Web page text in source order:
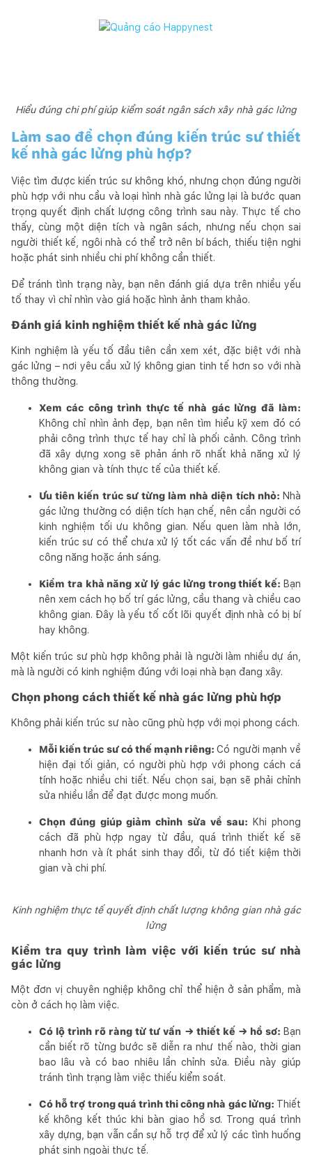
Hiểu đúng chi phí giúp kiểm soát ngân sách xây nhà gác lửng
Làm sao để chọn đúng kiến trúc sư thiết
kế nhà gác lửng phù hợp?
Việc tìm được kiến trúc sư không khó, nhưng chọn đúng người
phù hợp với nhu cầu và loại hình nhà gác lửng lại là bước quan
trọng quyết định chất lượng công trình sau này. Thực tế cho
thấy, cùng một diện tích và ngân sách, nhưng nếu chọn sai
người thiết kế, ngôi nhà có thể trở nên bí bách, thiếu tiện nghi
hoặc phát sinh nhiều chi phí không cần thiết.
Để tránh tình trạng này, bạn nên đánh giá dựa trên nhiều yếu
tố thay vì chỉ nhìn vào giá hoặc hình ảnh tham khảo.
Đánh giá kinh nghiệm thiết kế nhà gác lửng
Kinh nghiệm là yếu tố đầu tiên cần xem xét, đặc biệt với nhà
gác lửng – nơi yêu cầu xử lý không gian tinh tế hơn so với nhà
thông thường.
Xem các công trình thực tế nhà gác lửng đã làm:
Không chỉ nhìn ảnh đẹp, bạn nên tìm hiểu kỹ xem đó có
phải công trình thực tế hay chỉ là phối cảnh. Công trình
đã xây dựng xong sẽ phản ánh rõ nhất khả năng xử lý
không gian và tính thực tế của thiết kế.
Ưu tiên kiến trúc sư từng làm nhà diện tích nhỏ: Nhà
gác lửng thường có diện tích hạn chế, nên cần người có
kinh nghiệm tối ưu không gian. Nếu quen làm nhà lớn,
kiến trúc sư có thể chưa xử lý tốt các vấn đề như bố trí
công năng hoặc ánh sáng.
Kiểm tra khả năng xử lý gác lửng trong thiết kế: Bạn
nên xem cách họ bố trí gác lửng, cầu thang và chiều cao
không gian. Đây là yếu tố cốt lõi quyết định nhà có bị bí
hay không.
Một kiến trúc sư phù hợp không phải là người làm nhiều dự án,
mà là người có kinh nghiệm đúng với loại nhà bạn đang xây.
Chọn phong cách thiết kế nhà gác lửng phù hợp
Không phải kiến trúc sư nào cũng phù hợp với mọi phong cách.
Mỗi kiến trúc sư có thế mạnh riêng:Có người mạnh về
hiện đại tối giản, có người phù hợp với phong cách cá
tính hoặc nhiều chi tiết. Nếu chọn sai, bạn sẽ phải chỉnh
sửa nhiều lần để đạt được mong muốn.
Chọn đúng giúp giảm chỉnh sửa về sau:
Khi phong
cách đã phù hợp ngay từ đầu, quá trình thiết kế sẽ
nhanh hơn và ít phát sinh thay đổi, từ đó tiết kiệm thời
gian và chi phí.
Kinh nghiệm thực tế quyết định chất lượng không gian nhà gác
lửng
Kiểm tra quy trình làm việc với kiến trúc sư nhà
gác lửng
Một đơn vị chuyên nghiệp không chỉ thể hiện ở sản phẩm, mà
còn ở cách họ làm việc.
Có lộ trình rõ ràng từ tư vấn → thiết kế → hồ sơ: Bạn
cần biết rõ từng bước sẽ diễn ra như thế nào, thời gian
bao lâu và có bao nhiêu lần chỉnh sửa. Điều này giúp
tránh tình trạng làm việc thiếu kiểm soát.
Có hỗ trợ trong quá trình thi công nhà gác lửng: Thiết
kế không kết thúc khi bàn giao hồ sơ. Trong quá trình
xây dựng, bạn vẫn cần sự hỗ trợ để xử lý các tình huống
phát sinh ngoài thực tế.